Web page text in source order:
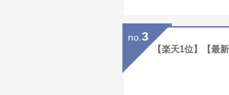
no. 3